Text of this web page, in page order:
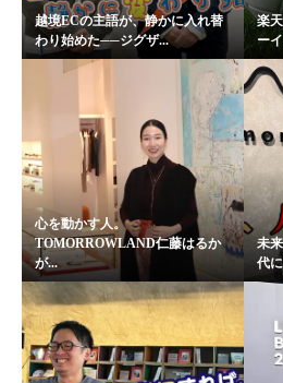
越境ECの主語が、静かに入れ替
わり始めた──ジグザ...
楽
ー
心を動かす人。
TOMORROWLAND仁藤はるか
が...
未
代